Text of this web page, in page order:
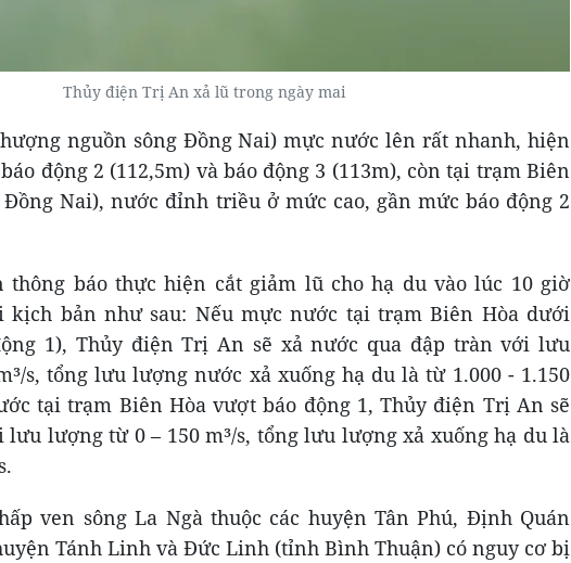
Thủy điện Trị An xả lũ trong ngày mai
nguồn sông Đồng Nai) mực nước lên rất nhanh, hiện
động 2 (112,5m) và báo động 3 (113m), còn tại trạm Biên
Nai), nước đỉnh triều ở mức cao, gần mức báo động 2
báo thực hiện cắt giảm lũ cho hạ du vào lúc 10 giờ
kịch bản như sau: Nếu mực nước tại trạm Biên Hòa dưới
1), Thủy điện Trị An sẽ xả nước qua đập tràn với lưu
s, tổng lưu lượng nước xả xuống hạ du là từ 1.000 - 1.150
tại trạm Biên Hòa vượt báo động 1, Thủy điện Trị An sẽ
lượng từ 0 – 150 m³/s, tổng lưu lượng xả xuống hạ du là
ven sông La Ngà thuộc các huyện Tân Phú, Định Quán
Tánh Linh và Đức Linh (tỉnh Bình Thuận) có nguy cơ bị